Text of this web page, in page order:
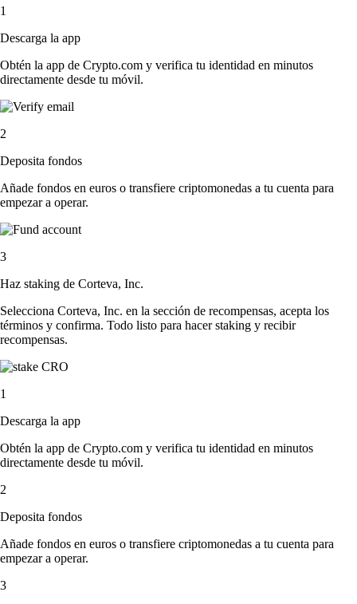
1
Descarga la app
Obtén la app de Crypto.com y verifica tu identidad en minutos
directamente desde tu móvil.
2
Deposita fondos
Añade fondos en euros o transfiere criptomonedas a tu cuenta para
empezar a operar.
3
Haz staking de Corteva, Inc.
Selecciona Corteva, Inc. en la sección de recompensas, acepta los
términos y confirma. Todo listo para hacer staking y recibir
recompensas.
1
Descarga la app
Obtén la app de Crypto.com y verifica tu identidad en minutos
directamente desde tu móvil.
2
Deposita fondos
Añade fondos en euros o transfiere criptomonedas a tu cuenta para
empezar a operar.
3